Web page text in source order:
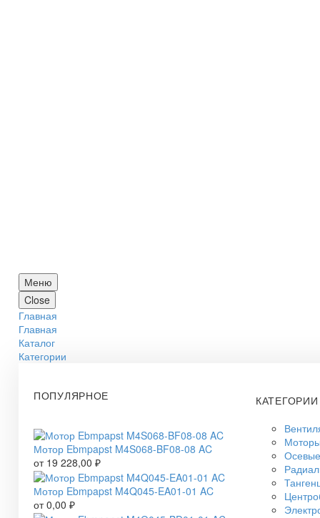
Меню
Close
Главная
Главная
Каталог
Категории
ПОПУЛЯРНОЕ
Мотор Ebmpapst M4S068-BF08-08 AC
от 19 228,00 ₽
Мотор Ebmpapst M4Q045-EA01-01 AC
от0,00 ₽
КАТЕГОРИИ